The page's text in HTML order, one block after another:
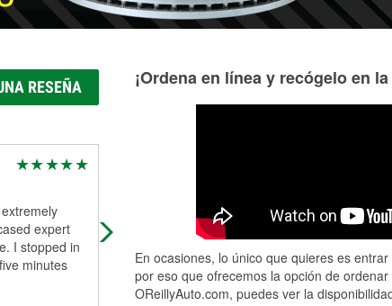
RESEÑA
expert
I stopped in
minutes
Good store, had .ost what o needed
¡Ordena en línea y recógelo en
En ocasiones, lo único que quieres es
por eso que ofrecemos la opción de
OReillyAuto.com, puedes ver la